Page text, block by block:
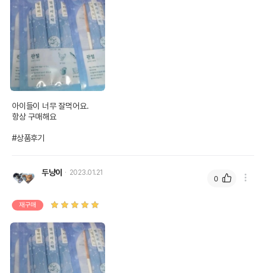
AS책임자와 전화번호
또는 소비자상담 관련
전화번호
유통기한
아이들이 너무 잘먹어요.
항상 구매해요
#상품후기
두냥이 2023.01.21
재구매
0